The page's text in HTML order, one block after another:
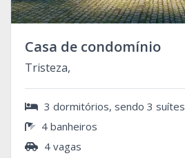
Casa de condomínio
Tristeza,
3 dormitórios, sendo 3 suítes
4 banheiros
4 vagas